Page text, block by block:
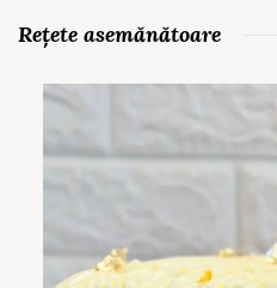
Rețete asemănătoare